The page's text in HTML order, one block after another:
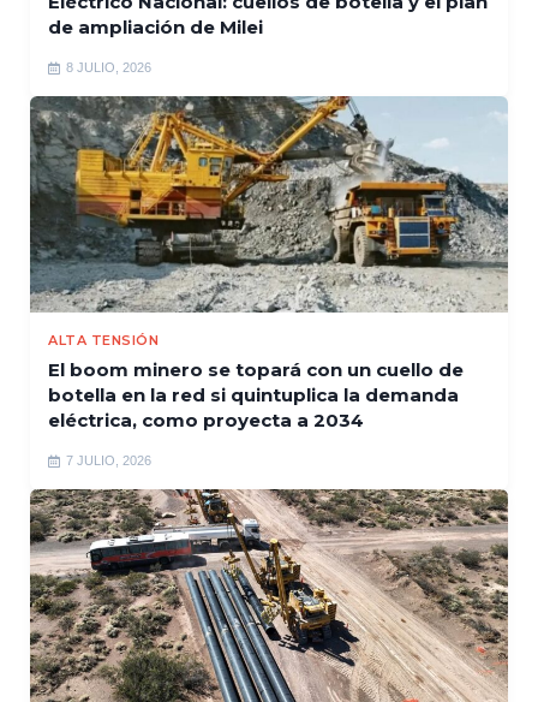
de ampliación de Milei
8 JULIO, 2026
ALTA TENSIÓN
El boom minero se topará con un cuello de
botella en la red si quintuplica la demanda
eléctrica, como proyecta a 2034
7 JULIO, 2026